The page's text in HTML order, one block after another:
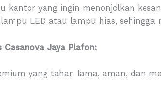
yang ingin menonjolkan
LED atau lampu hias,
Casanova Jaya Plafon:
yang tahan lama, aman, dan